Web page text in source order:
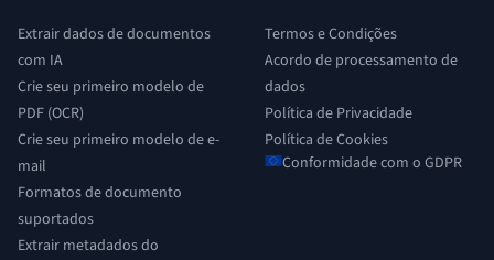
Extrair dados de documentos
com IA
Crie seu primeiro modelo de
PDF (OCR)
Crie seu primeiro modelo de e-
mail
Formatos de documento
suportados
Extrair metadados do
Termos e Condições
Acordo de processamento de
dados
Política de Privacidade
Política de Cookies
Conformidade com o GDPR